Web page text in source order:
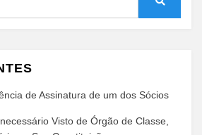
de Assinatura de um dos Sócios
Visto de Órgão de Classe,